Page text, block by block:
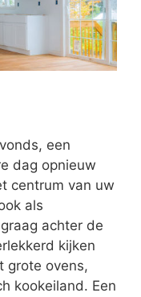
een
dag opnieuw
centrum van uw
als
achter de
kijken
grote ovens,
kookeiland. Een